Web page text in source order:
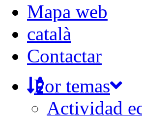
Mapa web
català
Contactar
Por temas
Actividad